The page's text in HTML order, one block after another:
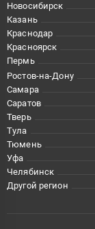
Новосибирск
Казань
Краснодар
Красноярск
Пермь
Ростов-на-Дону
Самара
Саратов
Тверь
Тула
Тюмень
Уфа
Челябинск
Другой регион